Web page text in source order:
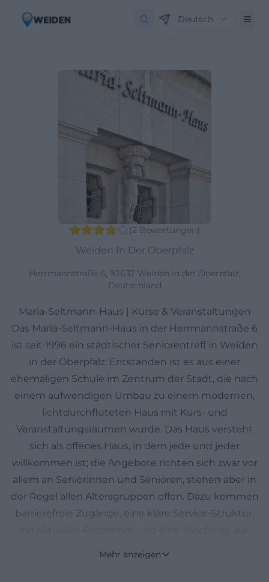
Deutsch
(2 Bewertungen)
Weiden In Der Oberpfalz
Herrmannstraße 6, 92637 Weiden in der Oberpfalz,
Deutschland
Maria-Seltmann-Haus | Kurse & Veranstaltungen
Das Maria-Seltmann-Haus in der Herrmannstraße 6
ist seit 1996 ein städtischer Seniorentreff in Weiden
in der Oberpfalz. Entstanden ist es aus einer
ehemaligen Schule im Zentrum der Stadt, die nach
einem aufwendigen Umbau zu einem modernen,
lichtdurchfluteten Haus mit Kurs- und
Veranstaltungsräumen wurde. Das Haus versteht
sich als offenes Haus, in dem jede und jeder
willkommen ist; die Angebote richten sich zwar vor
allem an Seniorinnen und Senioren, stehen aber in
der Regel allen Altersgruppen offen. Dazu kommen
barrierefreie Zugänge, eine klare Service-Struktur,
Mehr anzeigen